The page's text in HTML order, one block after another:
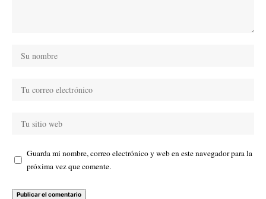
Guarda mi nombre, correo electrónico y web en este navegador para la
próxima vez que comente.